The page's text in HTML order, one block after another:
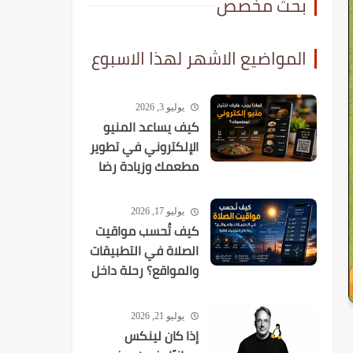
المواضيع الاشهر لهذا الاسبوع
يوليو 3, 2026
كيف يساعد المنيو
الإلكتروني في تطوير
مطعمك وزيادة رضا
يوليو 17, 2026
كيف تُحسب مواقيت
الصلاة في التطبيقات
والمواقع؟ رحلة داخل
يوليو 21, 2026
إذا كان لينكس